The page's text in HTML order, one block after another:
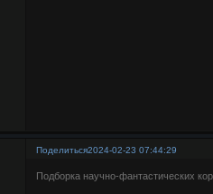
Поделиться2024-02-23 07:44:29
Подборка научно-фантастических